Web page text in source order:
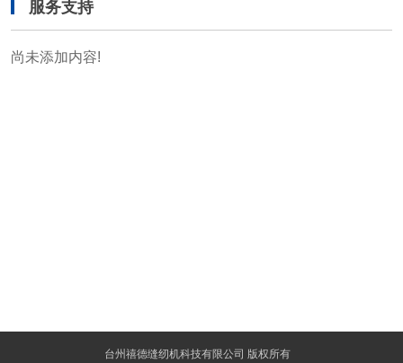
服务支持
尚未添加内容!
台州禧德缝纫机科技有限公司 版权所有